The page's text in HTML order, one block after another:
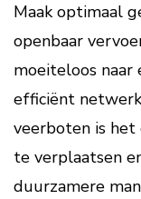
Maak optimaal
openbaar
moeiteloos naar
efficiënt netwerk
veerboten is het
te verplaatsen
duurzamere